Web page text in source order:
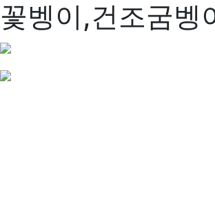
꽃벵이,건조굼벵